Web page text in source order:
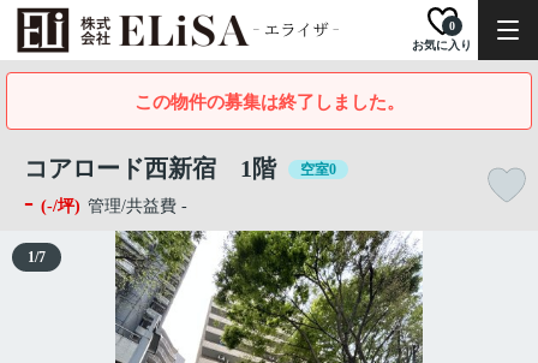
お気に入り
0
この物件の募集は終了しました。
コアロード西新宿 1階 空室0
- (-/坪) 管理/共益費 -
1/7